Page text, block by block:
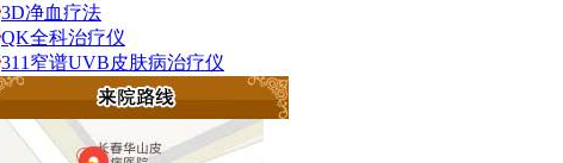
3D净血疗法
QK全科治疗仪
311窄谱UVB皮肤病治疗仪